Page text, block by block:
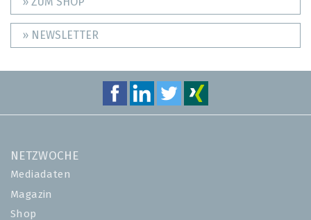
» NEWSLETTER
NETZWOCHE
Mediadaten
Magazin
Shop